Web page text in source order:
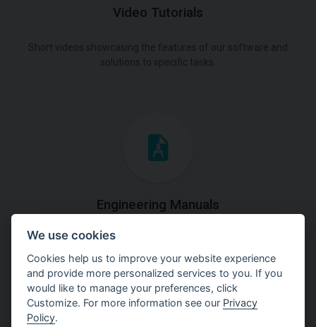
Video Tutorials
Engineering Manuals
Step by steps guides on how
to solve a specific tasks.
We use cookies
Cookies help us to improve your website experience
and provide more personalized services to you. If you
would like to manage your preferences, click
Customize. For more information see our Privacy
Policy.